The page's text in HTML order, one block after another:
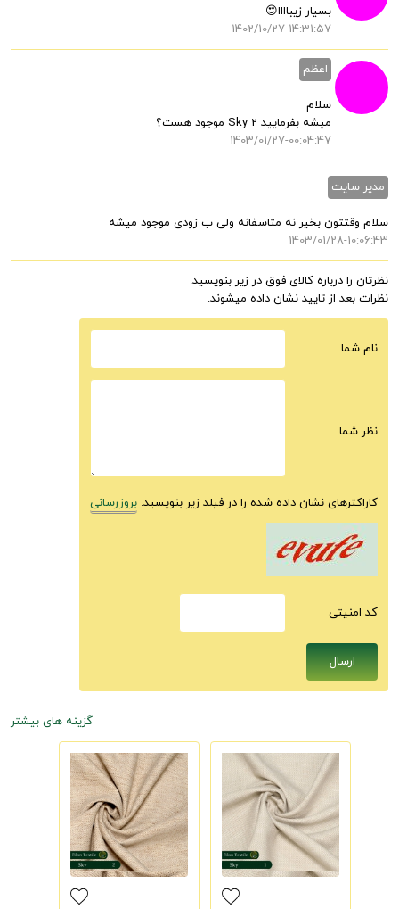
بسیار زیباااا😍
1402/10/27-14:31:57
اعظم
سلام
میشه بفرمایید Sky 2 موجود هست؟
1403/01/27-00:04:47
مدیر سایت
سلام وقتتون بخیر نه متاسفانه ولی ب زودی موجود میشه
1403/01/28-10:06:43
نظرتان را درباره کالای فوق در زیر بنویسید.
نظرات بعد از تایید نشان داده میشوند.
نام شما
نظر شما
کاراکترهای نشان داده شده را در فیلد زیر بنویسید. بروزرسانی
كد امنيتى
گزینه های بیشتر